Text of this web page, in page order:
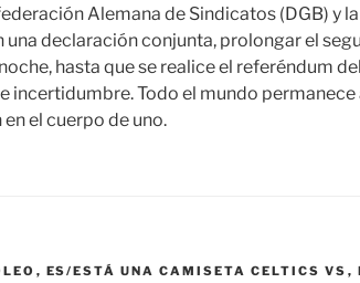
Alemana de Sindicatos (DGB) y
una declaración conjunta, prolongar el
hasta que se realice el referéndum
incertidumbre. Todo el mundo
el cuerpo de uno.
, ES/ESTÁ UNA CAMISETA CELTICS VS ,